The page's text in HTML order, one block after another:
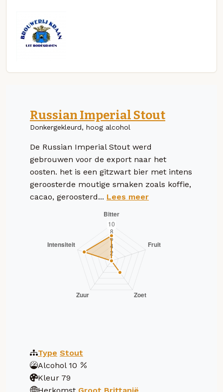
Russian Imperial Stout
Donkergekleurd, hoog alcohol
De Russian Imperial Stout werd
gebrouwen voor de export naar het
oosten. het is een gitzwart bier met intens
geroosterde moutige smaken zoals koffie,
cacao, geroosterd... Lees meer
Type Stout
Alcohol 10
Kleur 79